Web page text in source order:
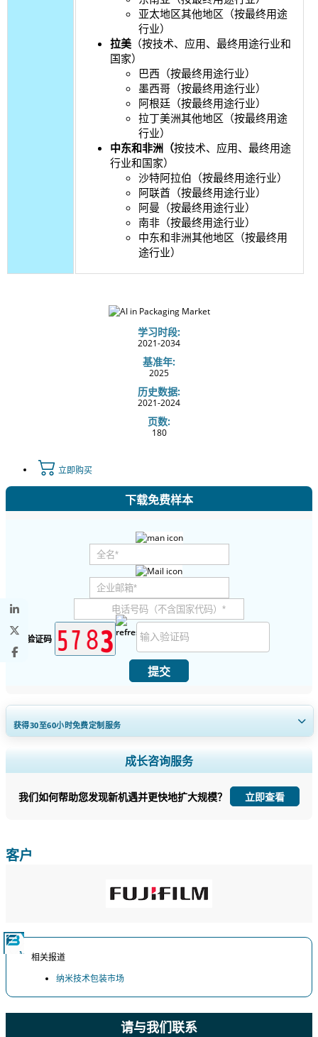
亚太地区其他地区（按最终用途
行业）
拉美 （按技术、应用、最终用途行业和
国家）
巴西（按最终用途行业）
墨西哥（按最终用途行业）
阿根廷（按最终用途行业）
拉丁美洲其他地区（按最终用途
行业）
中东和非洲（按技术、应用、最终用途
行业和国家）
沙特阿拉伯（按最终用途行业）
阿联酋（按最终用途行业）
阿曼（按最终用途行业）
南非（按最终用途行业）
中东和非洲其他地区（按最终用
途行业）
学习时段:
2021-2034
基准年:
2025
历史数据:
2021-2024
页数:
180
立即购买
下载免费样本
安全验证码
提交
获得30至60小时免费定制服务
扩大区域和国家覆盖范围， 细分市场分析， 公司简介， 竞争基准分析，
以及最终用户洞察。
立即定制
成长咨询服务
我们如何帮助您发现新机遇并更快地扩大规模？ 立即查看
客户
相关报道
纳米技术包装市场
请与我们联系